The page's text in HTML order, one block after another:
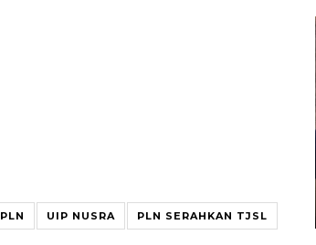
PLN UIP NUSRA PLN SERAHKAN TJSL
10 March 2026 12:55 WIB